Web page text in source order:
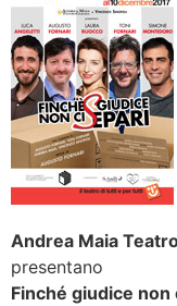
Andrea Maia
presentano
Finché giudice non